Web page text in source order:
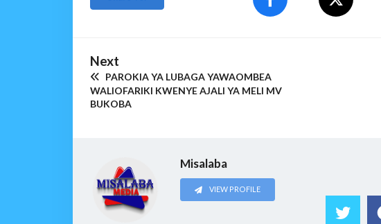
Next
PAROKIA YA LUBAGA YAWAOMBEA
WALIOFARIKI KWENYE AJALI YA MELI MV
BUKOBA
Misalaba
VIEW PROFILE